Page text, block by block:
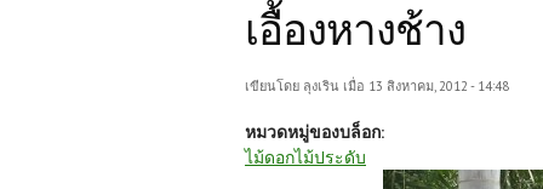
เอื้องหางช้าง
เขียนโดย ลุงเริน เมื่อ 13 สิงหาคม, 2012 - 14:48
หมวดหมู่ของบล็อก:
ไม้ดอกไม้ประดับ